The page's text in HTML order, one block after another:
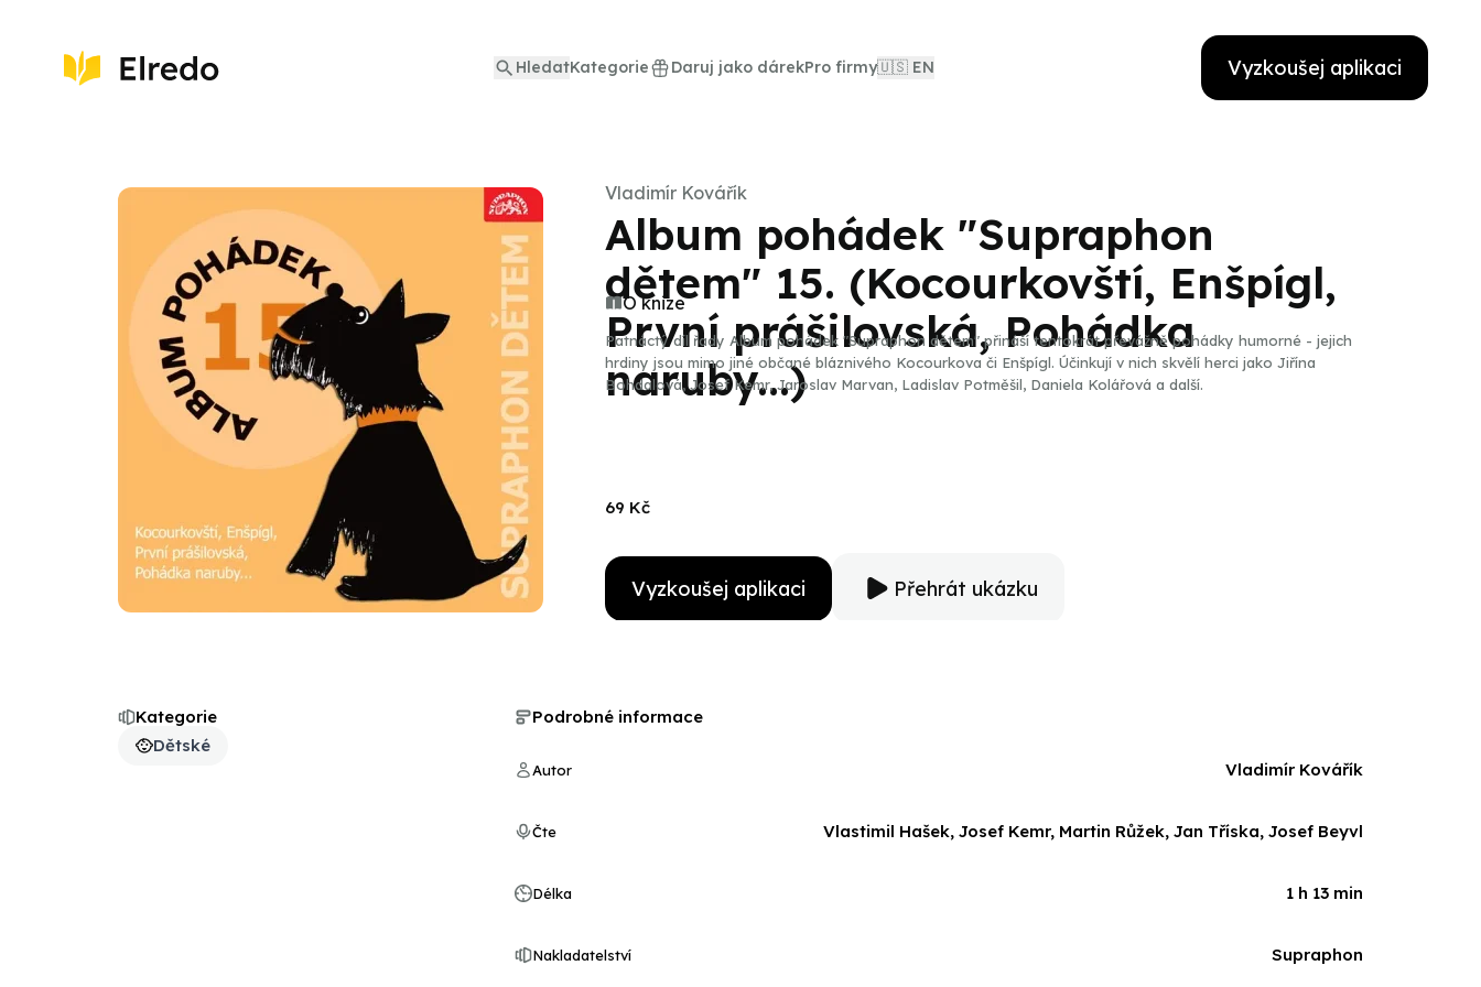
HledatKategorie Daruj jako dárekPro firmy🇺🇸 EN Vyzkoušej aplikaci
Vladimír Kovářík
Album pohádek "Supraphon
dětem" 15. (Kocourkovští, Enšpígl,
První prášilovská, Pohádka
naruby...)
O knize
Patnáctý díl řady Album pohádek "Supraphon dětem" přináší tentokrát převážně pohádky humorné - jejich
hrdiny jsou mimo jiné občané bláznivého Kocourkova či Enšpígl. Účinkují v nich skvělí herci jako Jiřína
Bohdalová, Josef Kemr, Jaroslav Marvan, Ladislav Potměšil, Daniela Kolářová a další.
69 Kč
Vyzkoušej aplikaci Přehrát ukázku
Kategorie
Dětské
Podrobné informace
Autor Vladimír Kovářík
Čte Vlastimil Hašek, Josef Kemr, Martin Růžek, Jan Tříska, Josef Beyvl
Délka 1 h 13 min
Nakladatelství Supraphon